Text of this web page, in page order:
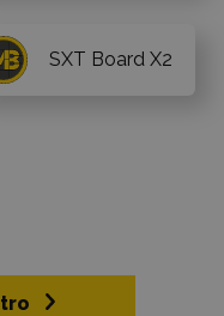
SXT Board X2